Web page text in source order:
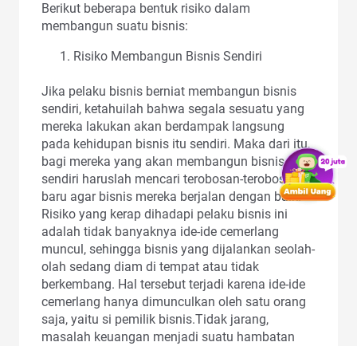
Berikut beberapa bentuk risiko dalam
membangun suatu bisnis:
Risiko Membangun Bisnis Sendiri
Jika pelaku bisnis berniat membangun bisnis
sendiri, ketahuilah bahwa segala sesuatu yang
mereka lakukan akan berdampak langsung
pada kehidupan bisnis itu sendiri. Maka dari itu,
bagi mereka yang akan membangun bisnis
sendiri haruslah mencari terobosan-terobosan
baru agar bisnis mereka berjalan dengan baik.
Risiko yang kerap dihadapi pelaku bisnis ini
adalah tidak banyaknya ide-ide cemerlang
muncul, sehingga bisnis yang dijalankan seolah-
olah sedang diam di tempat atau tidak
berkembang. Hal tersebut terjadi karena ide-ide
cemerlang hanya dimunculkan oleh satu orang
saja, yaitu si pemilik bisnis.Tidak jarang,
masalah keuangan menjadi suatu hambatan